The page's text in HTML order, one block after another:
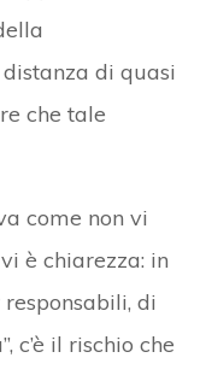
di quasi
che tale
come non vi
è chiarezza: in
di
c’è il rischio che